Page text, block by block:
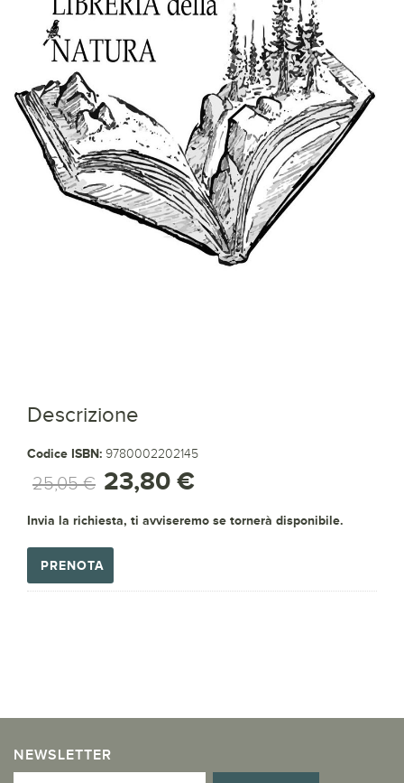
Descrizione
Codice ISBN: 9780002202145
25,05 € 23,80 €
Invia la richiesta, ti avviseremo se tornerà disponibile.
PRENOTA
NEWSLETTER